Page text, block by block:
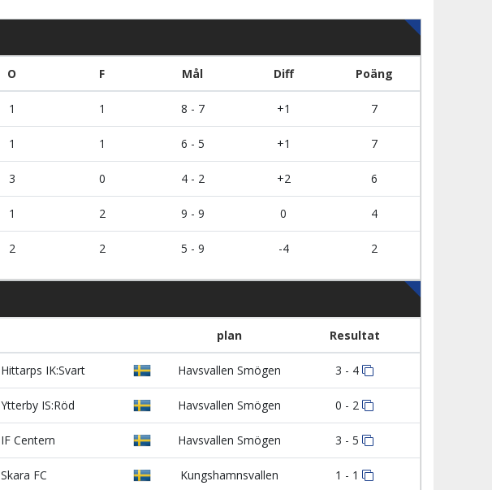
O F Mål Diff Poäng
1 1 8 - 7 +1 7
1 1 6 - 5 +1 7
3 0 4 - 2 +2 6
1 2 9 - 9 0 4
2 2 5 - 9 -4 2
plan Resultat
Hittarps IK:Svart Havsvallen Smögen 3 - 4
Ytterby IS:Röd Havsvallen Smögen 0 - 2
IF Centern Havsvallen Smögen 3 - 5
Skara FC Kungshamnsvallen 1 - 1